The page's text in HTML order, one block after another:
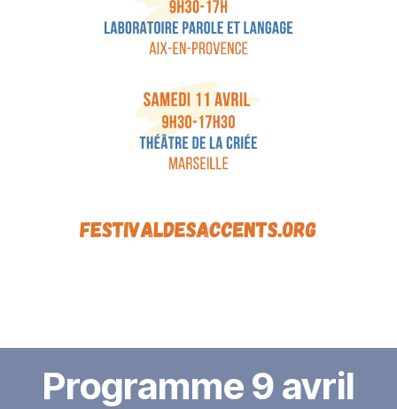
Programme 9 avril